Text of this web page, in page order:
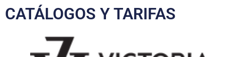
CATÁLOGOS Y TARIFAS